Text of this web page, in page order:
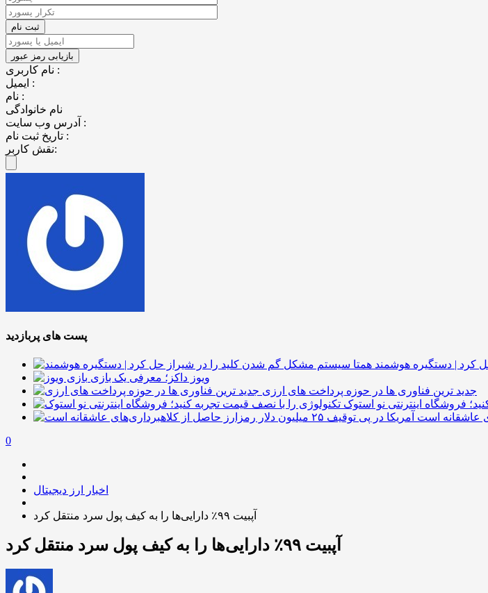
نام کاربری :
ایمیل :
نام :
نام خانوادگی
آدرس وب سایت :
تاریخ ثبت نام :
نقش کاربر:
پست های پربازدید
کرد | دستگیره هوشمند
ویوز داکز؛ معرفی یک بازی
جدید ترین فناوری ها در حوزه پرداخت های ارزی
فروشگاه اینترنتی نو استوک
0
اخبار ارز دیجیتال
آپبیت ۹۹٪ دارایی‌ها را به کیف پول سرد منتقل کرد
آپبیت ۹۹٪ دارایی‌ها را به کیف پول سرد منتقل کرد